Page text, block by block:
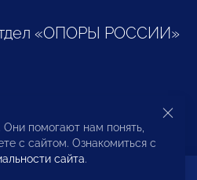
«ОПОРЫ РОССИИ»
предпринимателей и
помогают нам понять,
с сайтом. Ознакомиться с
сайта.